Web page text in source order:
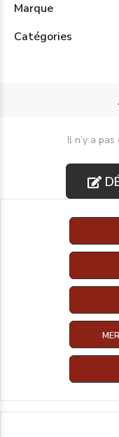
Marque
Catégories
Il n’y a